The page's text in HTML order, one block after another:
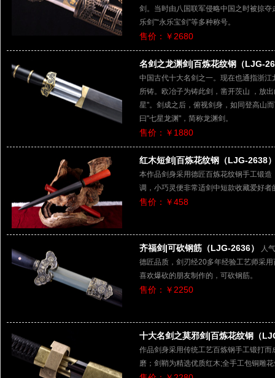
剑。当时由八国联军侵略中国之时被掠夺
乐剑”“永乐宝剑”等多种称号。
售价：￥2680
名剑之龙渊剑|百炼花纹钢（LJG-
中国古代十大名剑之一。现在也通指浙
所铸。欧冶子为铸此剑，凿开茨山 ，放
星"。剑成之后，俯视剑身，如同登高山
曰"七星龙渊"，简称龙渊剑。
售价：￥1880
红木短剑|百炼花纹钢（LJG-2638
本作品剑身采用德匠百炼花纹钢手工锻
调，小巧灵便非常适剑中短款收藏爱好者
售价：￥458
齐福剑|可砍钢筋（LJG-2636）
人
德匠品质，剑刃经20多年经验工艺师采
喜欢爆砍的朋友制作的，可砍钢筋。
售价：￥2250
十大名剑之莫邪剑|百炼花纹钢（
作品剑身采用传统工艺百炼钢手工锻打
磨；剑鞘为精选优质红木;全手工包铜雕